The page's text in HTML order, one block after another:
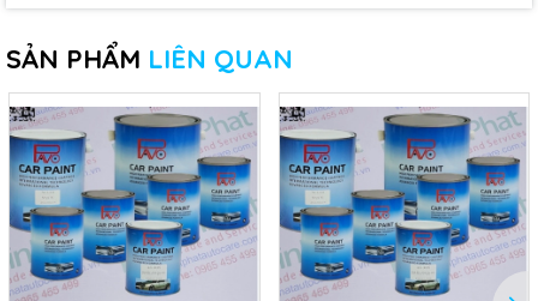
SẢN PHẨM LIÊN QUAN